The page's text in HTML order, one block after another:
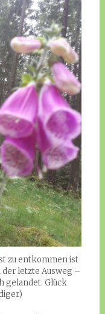
zu entkommen ist
letzte Ausweg –
gelandet. Glück